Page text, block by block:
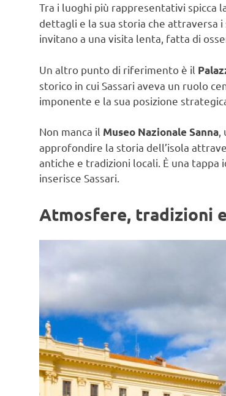
Tra i luoghi più rappresentativi spicca
dettagli e la sua storia che attraversa i
invitano a una visita lenta, fatta di
Un altro punto di riferimento è il
storico in cui Sassari aveva un ruolo
imponente e la sua posizione
Non manca il Museo Nazionale Sanna,
approfondire la storia dell’isola
antiche e tradizioni locali. È una
inserisce Sassari.
Atmosfere, tradizioni